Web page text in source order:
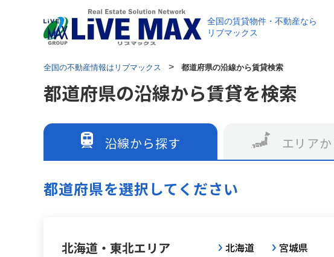
全国の賃貸物件・不動産なら
リブマックス
全国の不動産情報はリブマックス > 都道府県の沿線から賃貸検索
都道府県の沿線から賃貸を検索
沿線から探す エリア
都道府県を選択してください
北海道・東北エリア 北海道 宮城県